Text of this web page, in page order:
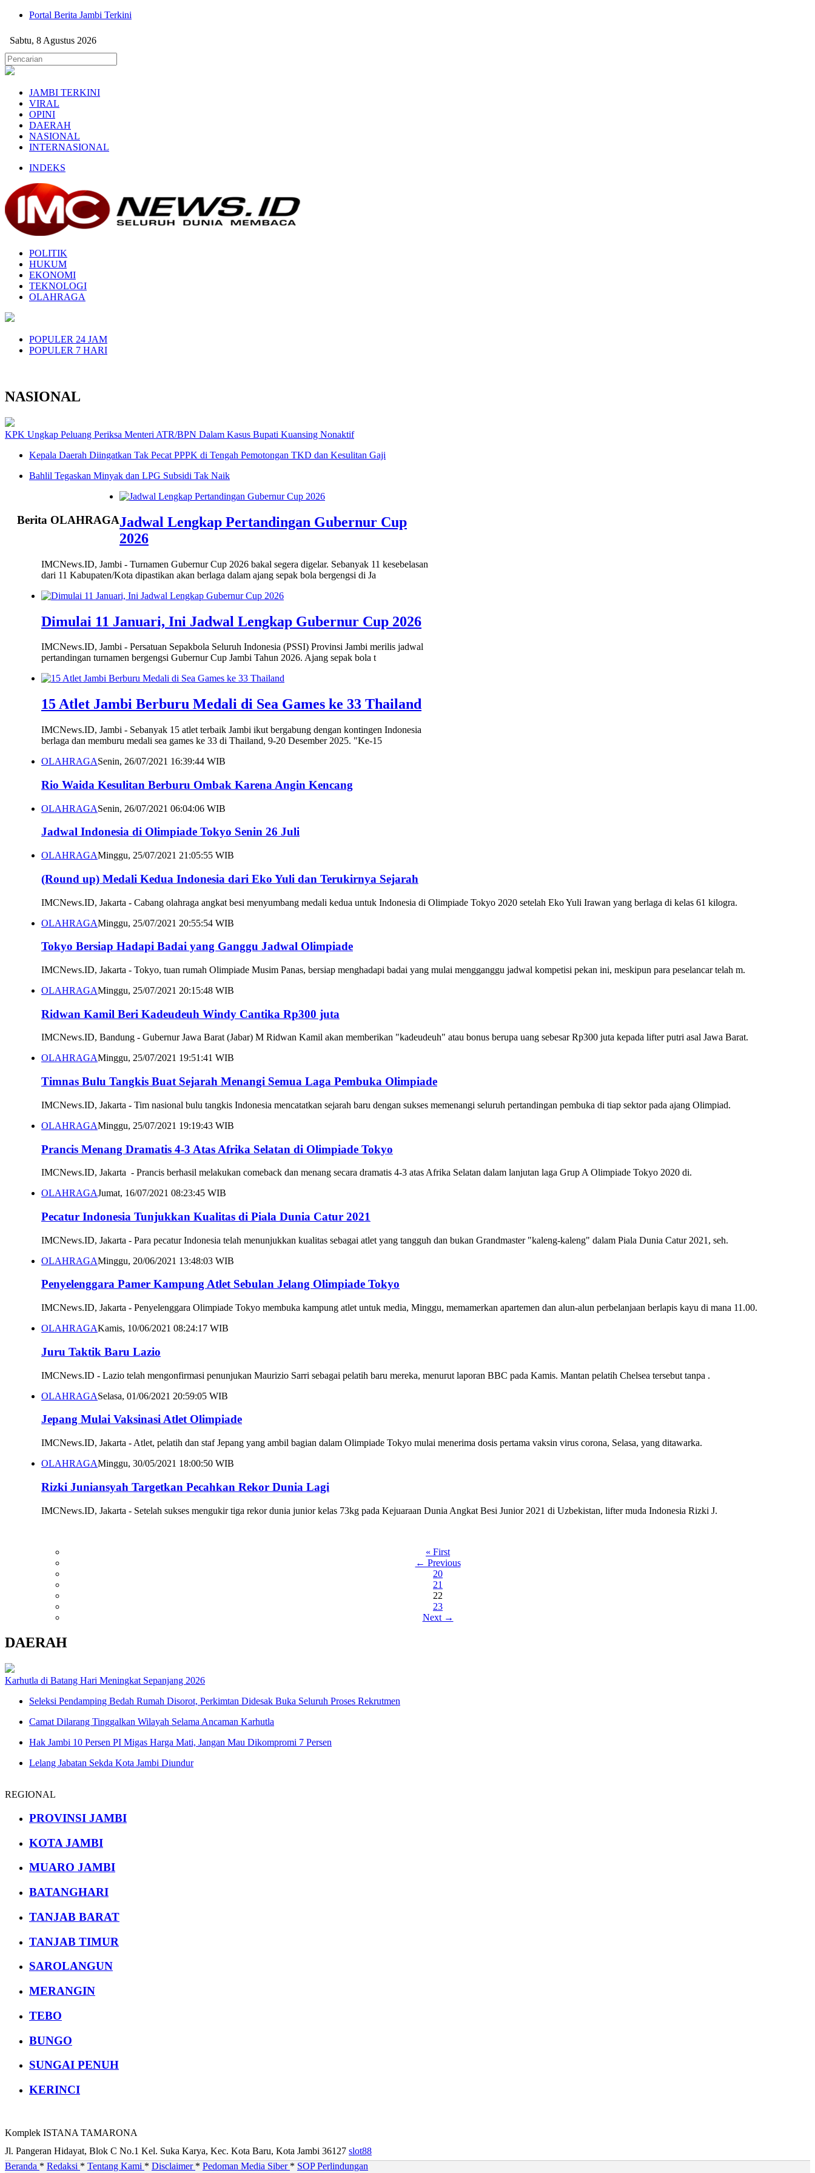
Portal Berita Jambi Terkini
Sabtu, 8 Agustus 2026
JAMBI TERKINI
VIRAL
OPINI
DAERAH
NASIONAL
INTERNASIONAL
INDEKS
POLITIK
HUKUM
EKONOMI
TEKNOLOGI
OLAHRAGA
POPULER 24 JAM
POPULER 7 HARI
NASIONAL
KPK Ungkap Peluang Periksa Menteri ATR/BPN Dalam Kasus Bupati Kuansing Nonaktif
Kepala Daerah Diingatkan Tak Pecat PPPK di Tengah Pemotongan TKD dan Kesulitan Gaji
Bahlil Tegaskan Minyak dan LPG Subsidi Tak Naik
Berita OLAHRAGAJadwal Lengkap Pertandingan Gubernur Cup
2026
IMCNews.ID, Jambi - Turnamen Gubernur Cup 2026 bakal segera digelar. Sebanyak 11 kesebelasan
dari 11 Kabupaten/Kota dipastikan akan berlaga dalam ajang sepak bola bergengsi di Ja
Dimulai 11 Januari, Ini Jadwal Lengkap Gubernur Cup 2026
IMCNews.ID, Jambi - Persatuan Sepakbola Seluruh Indonesia (PSSI) Provinsi Jambi merilis jadwal
pertandingan turnamen bergengsi Gubernur Cup Jambi Tahun 2026. Ajang sepak bola t
15 Atlet Jambi Berburu Medali di Sea Games ke 33 Thailand
IMCNews.ID, Jambi - Sebanyak 15 atlet terbaik Jambi ikut bergabung dengan kontingen Indonesia
berlaga dan memburu medali sea games ke 33 di Thailand, 9-20 Desember 2025. "Ke-15
OLAHRAGASenin, 26/07/2021 16:39:44 WIB
Rio Waida Kesulitan Berburu Ombak Karena Angin Kencang
OLAHRAGASenin, 26/07/2021 06:04:06 WIB
Jadwal Indonesia di Olimpiade Tokyo Senin 26 Juli
OLAHRAGAMinggu, 25/07/2021 21:05:55 WIB
(Round up) Medali Kedua Indonesia dari Eko Yuli dan Terukirnya Sejarah
IMCNews.ID, Jakarta - Cabang olahraga angkat besi menyumbang medali kedua untuk Indonesia di Olimpiade Tokyo 2020 setelah Eko Yuli Irawan yang berlaga di kelas 61 kilogra.
OLAHRAGAMinggu, 25/07/2021 20:55:54 WIB
Tokyo Bersiap Hadapi Badai yang Ganggu Jadwal Olimpiade
IMCNews.ID, Jakarta - Tokyo, tuan rumah Olimpiade Musim Panas, bersiap menghadapi badai yang mulai mengganggu jadwal kompetisi pekan ini, meskipun para peselancar telah m.
OLAHRAGAMinggu, 25/07/2021 20:15:48 WIB
Ridwan Kamil Beri Kadeudeuh Windy Cantika Rp300 juta
IMCNews.ID, Bandung - Gubernur Jawa Barat (Jabar) M Ridwan Kamil akan memberikan "kadeudeuh" atau bonus berupa uang sebesar Rp300 juta kepada lifter putri asal Jawa Barat.
OLAHRAGAMinggu, 25/07/2021 19:51:41 WIB
Timnas Bulu Tangkis Buat Sejarah Menangi Semua Laga Pembuka Olimpiade
IMCNews.ID, Jakarta - Tim nasional bulu tangkis Indonesia mencatatkan sejarah baru dengan sukses memenangi seluruh pertandingan pembuka di tiap sektor pada ajang Olimpiad.
OLAHRAGAMinggu, 25/07/2021 19:19:43 WIB
Prancis Menang Dramatis 4-3 Atas Afrika Selatan di Olimpiade Tokyo
IMCNews.ID, Jakarta - Prancis berhasil melakukan comeback dan menang secara dramatis 4-3 atas Afrika Selatan dalam lanjutan laga Grup A Olimpiade Tokyo 2020 di.
OLAHRAGAJumat, 16/07/2021 08:23:45 WIB
Pecatur Indonesia Tunjukkan Kualitas di Piala Dunia Catur 2021
IMCNews.ID, Jakarta - Para pecatur Indonesia telah menunjukkan kualitas sebagai atlet yang tangguh dan bukan Grandmaster "kaleng-kaleng" dalam Piala Dunia Catur 2021, seh.
OLAHRAGAMinggu, 20/06/2021 13:48:03 WIB
Penyelenggara Pamer Kampung Atlet Sebulan Jelang Olimpiade Tokyo
IMCNews.ID, Jakarta - Penyelenggara Olimpiade Tokyo membuka kampung atlet untuk media, Minggu, memamerkan apartemen dan alun-alun perbelanjaan berlapis kayu di mana 11.00.
OLAHRAGAKamis, 10/06/2021 08:24:17 WIB
Juru Taktik Baru Lazio
IMCNews.ID - Lazio telah mengonfirmasi penunjukan Maurizio Sarri sebagai pelatih baru mereka, menurut laporan BBC pada Kamis. Mantan pelatih Chelsea tersebut tanpa .
OLAHRAGASelasa, 01/06/2021 20:59:05 WIB
Jepang Mulai Vaksinasi Atlet Olimpiade
IMCNews.ID, Jakarta - Atlet, pelatih dan staf Jepang yang ambil bagian dalam Olimpiade Tokyo mulai menerima dosis pertama vaksin virus corona, Selasa, yang ditawarka.
OLAHRAGAMinggu, 30/05/2021 18:00:50 WIB
Rizki Juniansyah Targetkan Pecahkan Rekor Dunia Lagi
IMCNews.ID, Jakarta - Setelah sukses mengukir tiga rekor dunia junior kelas 73kg pada Kejuaraan Dunia Angkat Besi Junior 2021 di Uzbekistan, lifter muda Indonesia Rizki J.
« First
← Previous
20
21
22
23
Next →
DAERAH
Karhutla di Batang Hari Meningkat Sepanjang 2026
Seleksi Pendamping Bedah Rumah Disorot, Perkimtan Didesak Buka Seluruh Proses Rekrutmen
Camat Dilarang Tinggalkan Wilayah Selama Ancaman Karhutla
Hak Jambi 10 Persen PI Migas Harga Mati, Jangan Mau Dikompromi 7 Persen
Lelang Jabatan Sekda Kota Jambi Diundur
REGIONAL
PROVINSI JAMBI
KOTA JAMBI
MUARO JAMBI
BATANGHARI
TANJAB BARAT
TANJAB TIMUR
SAROLANGUN
MERANGIN
TEBO
BUNGO
SUNGAI PENUH
KERINCI
Komplek ISTANA TAMARONA
Jl. Pangeran Hidayat, Blok C No.1 Kel. Suka Karya, Kec. Kota Baru, Kota Jambi 36127 slot88
Beranda * Redaksi * Tentang Kami * Disclaimer * Pedoman Media Siber * SOP Perlindungan